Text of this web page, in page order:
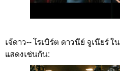
เจ๊ดาว-- โรเบิร์ต ดาวนีย์ จูเนียร์
แสดงเช่นกัน: